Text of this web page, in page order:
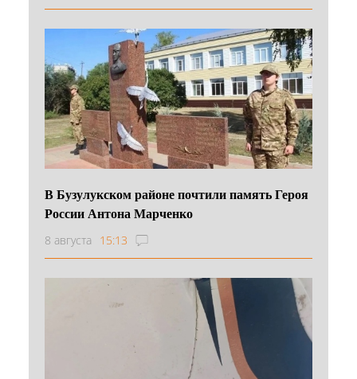
В Бузулукском районе почтили память Героя
России Антона Марченко
8 августа 15:13